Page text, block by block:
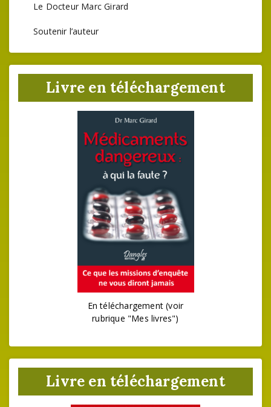
Le Docteur Marc Girard
Soutenir l’auteur
Livre en téléchargement
En téléchargement (voir
rubrique "Mes livres")
Livre en téléchargement